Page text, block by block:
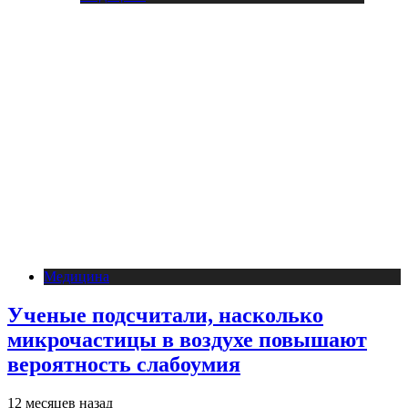
Медицина
Ученые подсчитали, насколько
микрочастицы в воздухе повышают
вероятность слабоумия
12 месяцев назад